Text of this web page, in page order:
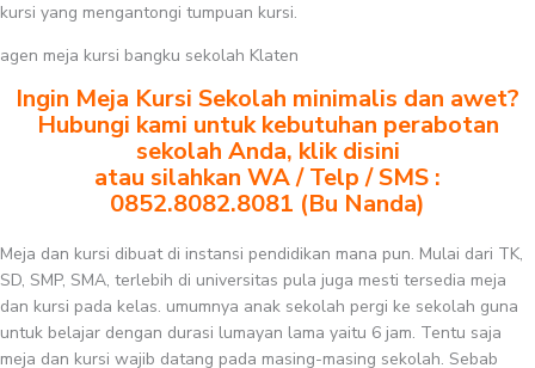
kursi yang mengantongi tumpuan kursi.
agen meja kursi bangku sekolah Klaten
Ingin Meja Kursi Sekolah minimalis dan awet?
Hubungi kami untuk kebutuhan perabotan
sekolah Anda, klik disini
atau silahkan WA / Telp / SMS :
0852.8082.8081 (Bu Nanda)
Meja dan kursi dibuat di instansi pendidikan mana pun. Mulai dari TK,
SD, SMP, SMA, terlebih di universitas pula juga mesti tersedia meja
dan kursi pada kelas. umumnya anak sekolah pergi ke sekolah guna
untuk belajar dengan durasi lumayan lama yaitu 6 jam. Tentu saja
meja dan kursi wajib datang pada masing-masing sekolah. Sebab